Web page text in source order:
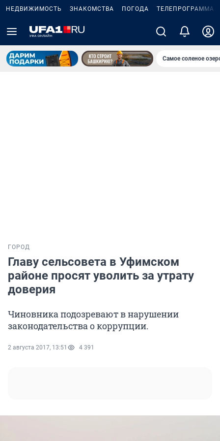
НЕДВИЖИМОСТЬ ЗНАКОМСТВА ПОГОДА ТЕЛЕПРОГРАММА
Самое соленое
ГОРОД
Главу сельсовета в Уфимском
районе просят уволить за утрату
доверия
Чиновника подозревают в нарушении
законодательства о коррупции.
2 августа 2017, 13:51 4 391